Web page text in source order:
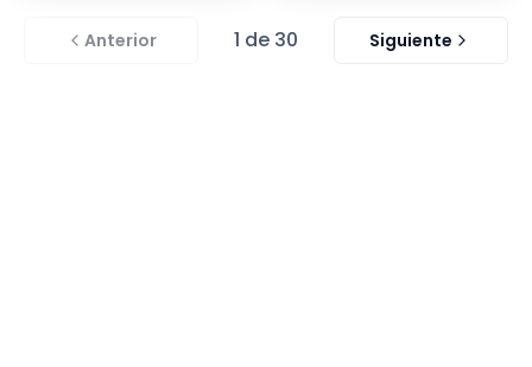
Anterior 1 de 30 Siguiente